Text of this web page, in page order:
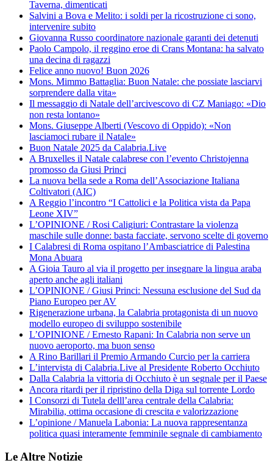
Taverna, dimenticati
Salvini a Bova e Melito: i soldi per la ricostruzione ci sono,
intervenire subito
Giovanna Russo coordinatore nazionale garanti dei detenuti
Paolo Campolo, il reggino eroe di Crans Montana: ha salvato
una decina di ragazzi
Felice anno nuovo! Buon 2026
Mons. Mimmo Battaglia: Buon Natale: che possiate lasciarvi
sorprendere dalla vita»
Il messaggio di Natale dell’arcivescovo di CZ Maniago: «Dio
non resta lontano»
Mons. Giuseppe Alberti (Vescovo di Oppido): «Non
lasciamoci rubare il Natale»
Buon Natale 2025 da Calabria.Live
A Bruxelles il Natale calabrese con l’evento Christojenna
promosso da Giusi Princi
La nuova bella sede a Roma dell’Associazione Italiana
Coltivatori (AIC)
A Reggio l’incontro “I Cattolici e la Politica vista da Papa
Leone XIV”
L’OPINIONE / Rosi Caligiuri: Contrastare la violenza
maschile sulle donne: basta facciate, servono scelte di governo
I Calabresi di Roma ospitano l’Ambasciatrice di Palestina
Mona Abuara
A Gioia Tauro al via il progetto per insegnare la lingua araba
aperto anche agli italiani
L’OPINIONE / Giusi Princi: Nessuna esclusione del Sud da
Piano Europeo per AV
Rigenerazione urbana, la Calabria protagonista di un nuovo
modello europeo di sviluppo sostenibile
L’OPINIONE / Ernesto Rapani: In Calabria non serve un
nuovo aeroporto, ma buon senso
A Rino Barillari il Premio Armando Curcio per la carriera
L’intervista di Calabria.Live al Presidente Roberto Occhiuto
Dalla Calabria la vittoria di Occhiuto è un segnale per il Paese
Ancora ritardi per il ripristino della Diga sul torrente Lordo
I Consorzi di Tutela delll’area centrale della Calabria:
Mirabilia, ottima occasione di crescita e valorizzazione
L’opinione / Manuela Labonia: La nuova rappresentanza
politica quasi interamente femminile segnale di cambiamento
Le Altre Notizie